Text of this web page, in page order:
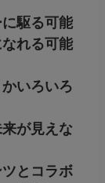
駆る可能
れる可能
いろいろ
が見えな
とコラボ